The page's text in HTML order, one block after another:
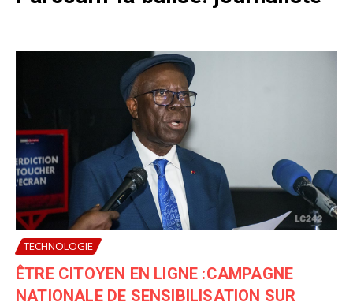
TECHNOLOGIE
ÊTRE CITOYEN EN LIGNE :CAMPAGNE
NATIONALE DE SENSIBILISATION SUR